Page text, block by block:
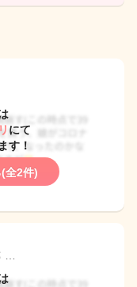
にて
す！
全2件)
…